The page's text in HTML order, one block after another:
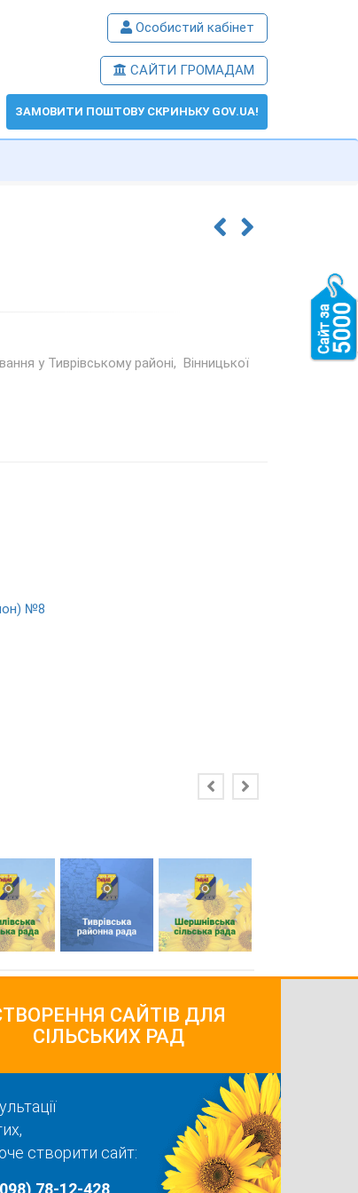
Особистий кабінет
САЙТИ ГРОМАДАМ
ЗАМОВИТИ ПОШТОВУ СКРИНЬКУ GOV.UA!
у Тиврівському районі, Вінницької
№8
САЙТІВ ДЛЯ
СІЛЬСЬКИХ РАД
створити сайт:
78-12-428